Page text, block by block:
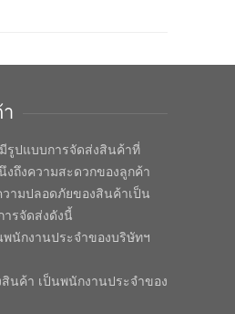
รูปแบบการจัดส่งสินค้าที่
งถึงความสะดวกของลูกค้า
วามปลอดภัยของสินค้าเป็น
ารจัดส่งดังนี้
พนักงานประจำของบริษัทฯ
นค้า เป็นพนักงานประจำของ